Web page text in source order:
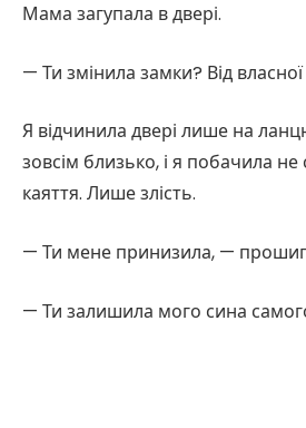
Мама загупала в двері.
— Ти змінила замки? Від
Я відчинила двері лише на
зовсім близько, і я побачила
каяття. Лише злість.
— Ти мене принизила, —
— Ти залишила мого сина